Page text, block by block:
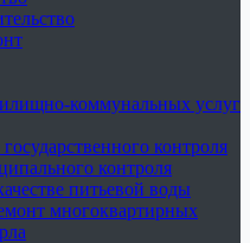
коммунальных услуг
контроля
контроля
питьевой воды
многоквартирных